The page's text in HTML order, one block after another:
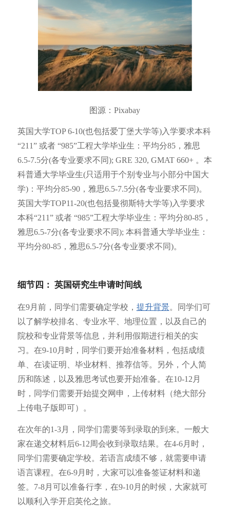
图源：Pixabay
英国大学TOP 6-10(也包括爱丁堡大学等)入学要求本科
“211” 或者 “985”工程大学毕业生：平均分85，雅思
6.5-7.5分(各专业要求不同); GRE 320, GMAT 660+ 。本
科普通大学毕业生(只适用于个别专业与小部分中国大
学)：平均分85-90，雅思6.5-7.5分(各专业要求不同)。
英国大学TOP11-20(也包括曼彻斯特大学等)入学要求
本科“211” 或者 “985”工程大学毕业生：平均分80-85，
雅思6.5-7分(各专业要求不同); 本科普通大学毕业生：
平均分80-85，雅思6.5-7分(各专业要求不同)。
细节四： 英国研究生申请时间线
在9月前，同学们需要确定学校， 提升背景。同学们可
以了解学校排名、专业水平、地理位置，以及自己的
院校和专业背景等信息，并利用假期进行相关的实
习。在9-10月时，同学们要开始准备材料，包括成绩
单、在读证明、毕业材料、推荐信等。另外，个人简
历和陈述，以及雅思考试也要开始准备。在10-12月
时，同学们需要开始提交网申，上传材料（绝大部分
上传电子版即可）。
在次年的1-3月，同学们需要等到录取的到来。一般大
家在递交材料后6-12周会收到录取结果。在4-6月时，
同学们需要确定学校。若语言成绩不够，就需要申请
语言课程。在6-9月时，大家可以准备签证材料和递
签。7-8月可以准备行李，在9-10月的时候，大家就可
以顺利入学开启英伦之旅。